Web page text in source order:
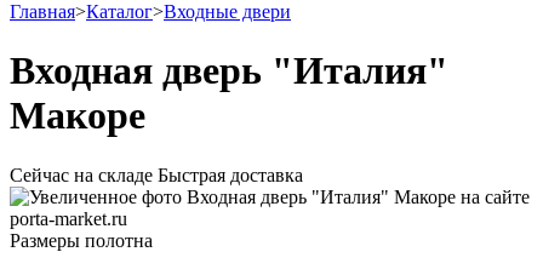
Главная>Каталог>Входные двери
Входная дверь "Италия"
Макоре
Сейчас на складе Быстрая доставка
Размеры полотна